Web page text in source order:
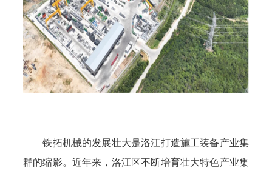
铁拓机械的发展壮大是洛江打造施工装备产业集
群的缩影。近年来，洛江区不断培育壮大特色产业集